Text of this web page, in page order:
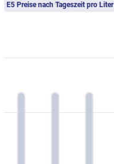
E5 Preise nach Tageszeit pro Liter